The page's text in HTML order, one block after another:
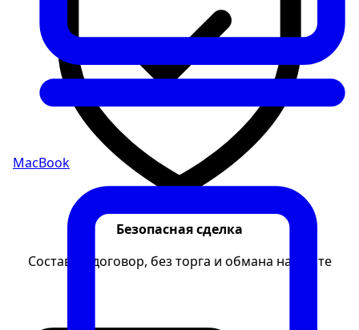
MacBook
Безопасная сделка
Составим договор, без торга и обмана на месте